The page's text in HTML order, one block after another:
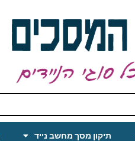
תיקון מסך מחשב נייד